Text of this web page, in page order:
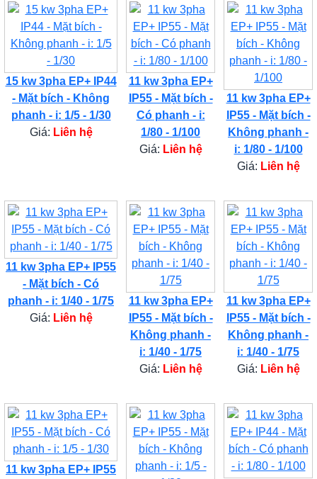
15 kw 3pha EP+ IP44
- Mặt bích - Không
phanh - i: 1/5 - 1/30
Giá: Liên hệ
11 kw 3pha EP+
IP55 - Mặt bích -
Có phanh - i:
1/80 - 1/100
Giá: Liên hệ
11 kw 3pha EP+
IP55 - Mặt bích -
Không phanh -
i: 1/80 - 1/100
Giá: Liên hệ
11 kw 3pha EP+ IP55
- Mặt bích - Có
phanh - i: 1/40 - 1/75
Giá: Liên hệ
11 kw 3pha EP+
IP55 - Mặt bích -
Không phanh -
i: 1/40 - 1/75
Giá: Liên hệ
11 kw 3pha EP+
IP55 - Mặt bích -
Không phanh -
i: 1/40 - 1/75
Giá: Liên hệ
11 kw 3pha EP+ IP55